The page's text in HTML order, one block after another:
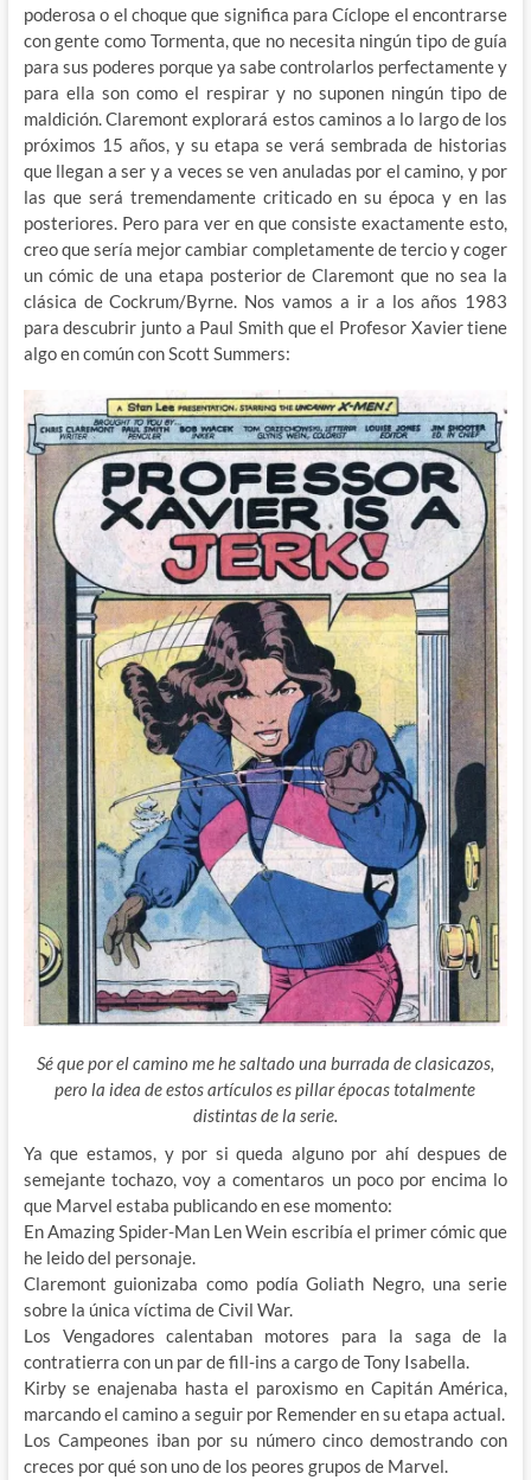
poderosa o el choque que significa para Cíclope el encontrarse
con gente como Tormenta, que no necesita ningún tipo de guía
para sus poderes porque ya sabe controlarlos perfectamente y
para ella son como el respirar y no suponen ningún tipo de
maldición. Claremont explorará estos caminos a lo largo de los
próximos 15 años, y su etapa se verá sembrada de historias
que llegan a ser y a veces se ven anuladas por el camino, y por
las que será tremendamente criticado en su época y en las
posteriores. Pero para ver en que consiste exactamente esto,
creo que sería mejor cambiar completamente de tercio y coger
un cómic de una etapa posterior de Claremont que no sea la
clásica de Cockrum/Byrne. Nos vamos a ir a los años 1983
para descubrir junto a Paul Smith que el Profesor Xavier tiene
algo en común con Scott Summers:
Sé que por el camino me he saltado una burrada de clasicazos,
pero la idea de estos artículos es pillar épocas totalmente
distintas de la serie.
Ya que estamos, y por si queda alguno por ahí despues de
semejante tochazo, voy a comentaros un poco por encima lo
que Marvel estaba publicando en ese momento:
En Amazing Spider-Man Len Wein escribía el primer cómic que
he leido del personaje.
Claremont guionizaba como podía Goliath Negro, una serie
sobre la única víctima de Civil War.
Los Vengadores calentaban motores para la saga de la
contratierra con un par de fill-ins a cargo de Tony Isabella.
Kirby se enajenaba hasta el paroxismo en Capitán América,
marcando el camino a seguir por Remender en su etapa actual.
Los Campeones iban por su número cinco demostrando con
creces por qué son uno de los peores grupos de Marvel.